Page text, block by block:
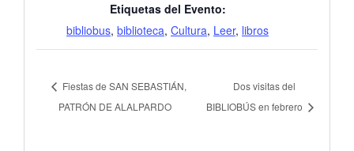
Etiquetas del Evento:
bibliobus, biblioteca, Cultura, Leer, libros
Fiestas de SAN SEBASTIÁN,
PATRÓN DE ALALPARDO
Dos visitas del
BIBLIOBÚS en febrero